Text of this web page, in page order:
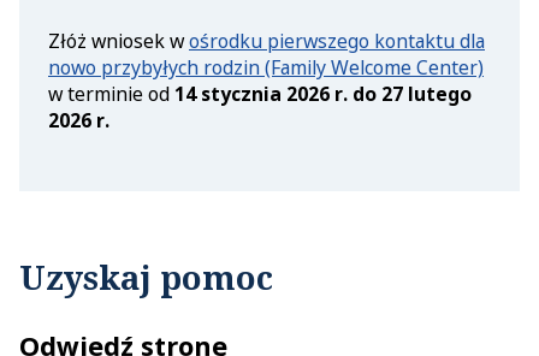
Złóż wniosek wośrodku pierwszego kontaktu dla
nowo przybyłych rodzin (Family Welcome Center)
w terminie od 14 stycznia 2026 r. do 27 lutego
2026 r.‎
Uzyskaj pomoc
Odwiedź stronę